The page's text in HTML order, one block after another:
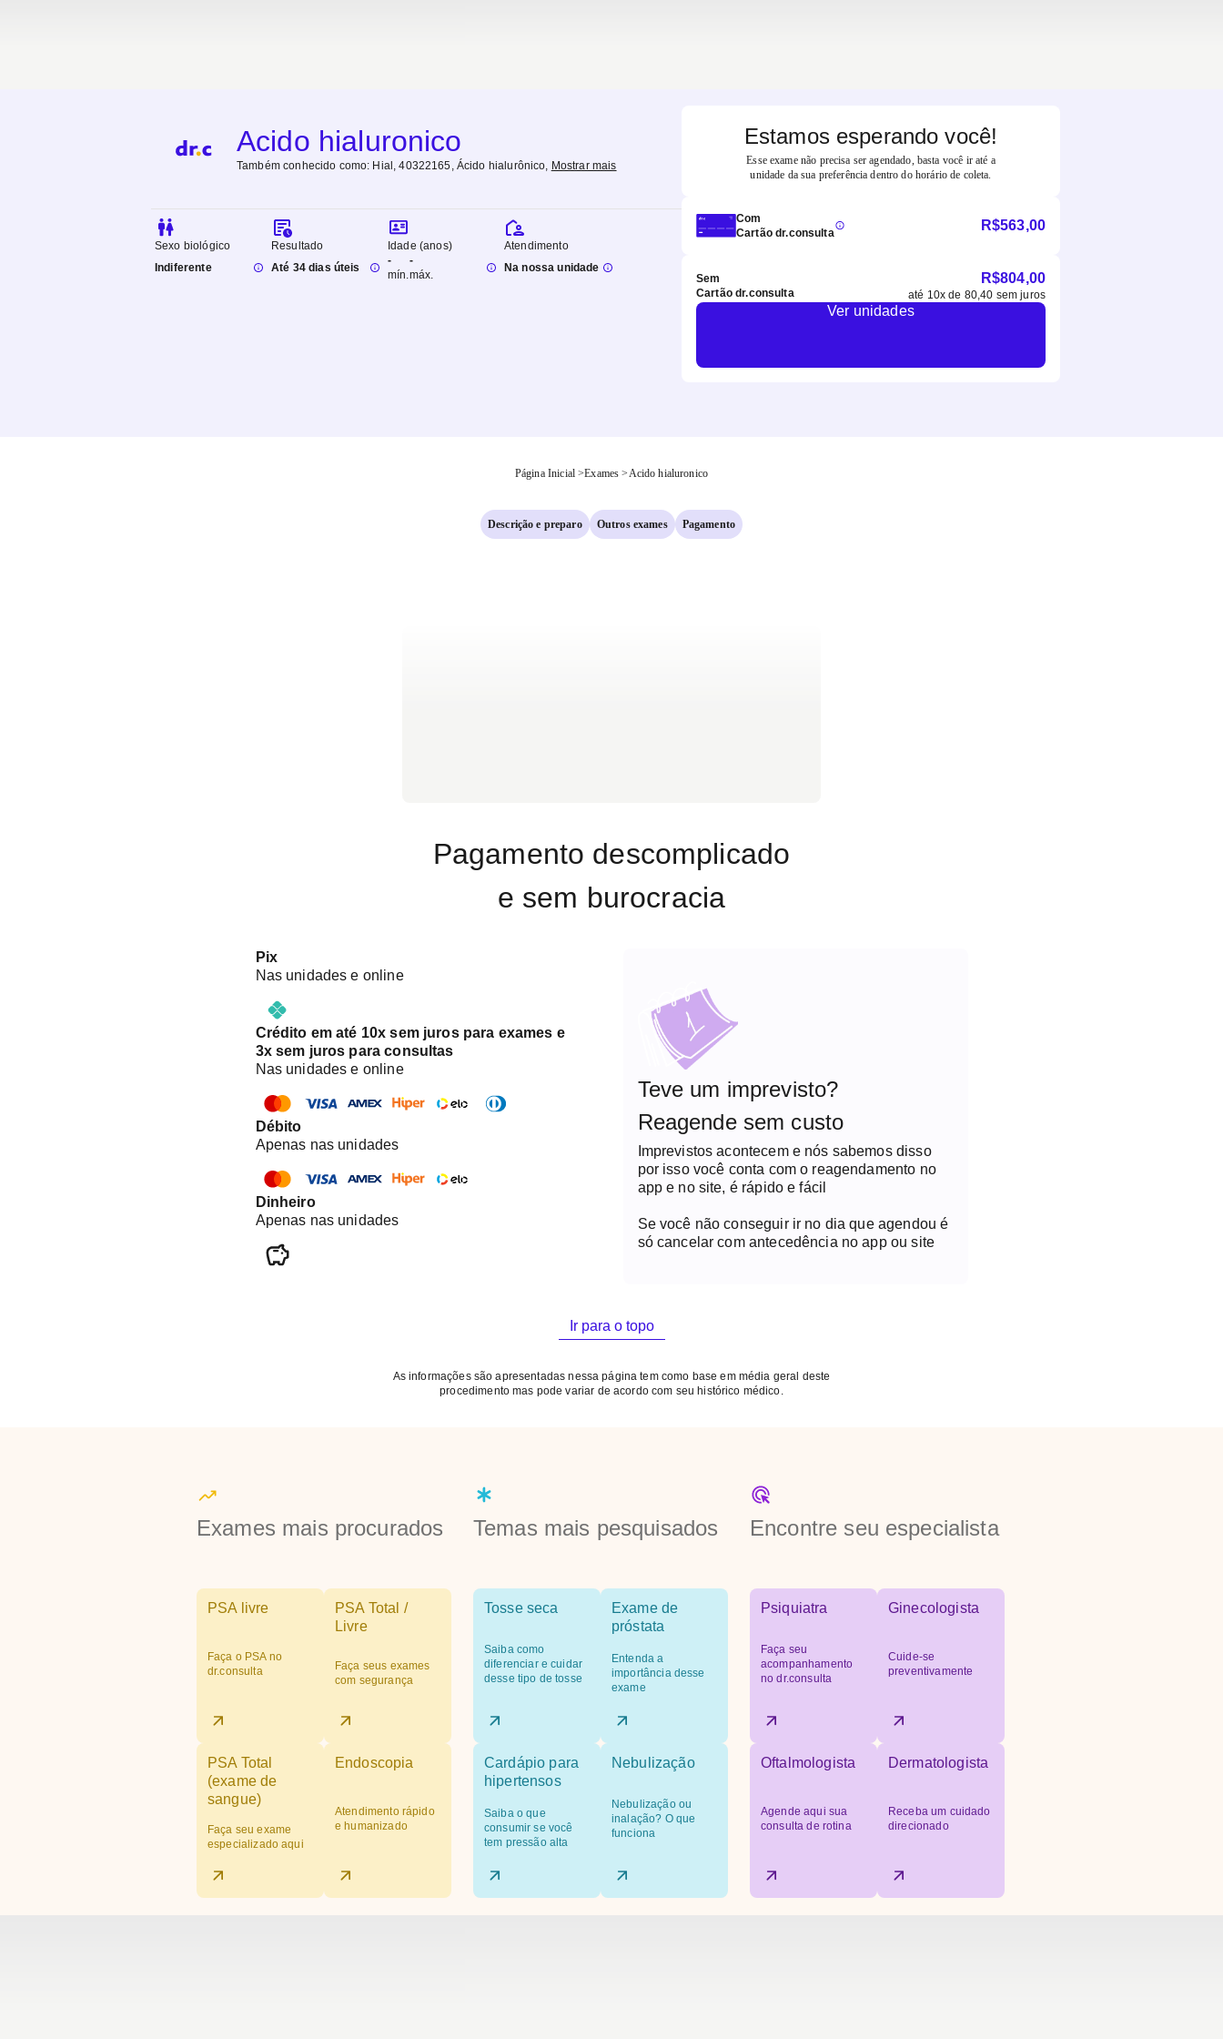
Acido hialuronico
Também conhecido como: Hial, 40322165, Ácido hialurônico Mostrar mais
Sexo biológico
Indiferente
Resultado
Até 34 dias úteis
Idade (anos)
-
mín.
-
máx.
Atendimento
Na nossa unidade
Estamos esperando você!
Esse exame não precisa ser agendado, basta você ir até a
unidade da sua preferência dentro do horário de coleta.
Com
Cartão dr.consulta
R$563,00
Sem
Cartão dr.consulta
R$804,00
até 10x de 80,40 sem juros
Ver unidades
Página Inicial >Exames >Acido hialuronico
Descrição e preparo Outros exames Pagamento
Pagamento descomplicado
e sem burocracia
Pix
Nas unidades e online
Crédito em até 10x sem juros para exames e
3x sem juros para consultas
Nas unidades e online
Débito
Apenas nas unidades
Dinheiro
Apenas nas unidades
Teve um imprevisto?
Reagende sem custo
Imprevistos acontecem e nós sabemos disso
por isso você conta com o reagendamento no
app e no site, é rápido e fácil
Se você não conseguir ir no dia que agendou é
só cancelar com antecedência no app ou site
Ir para o topo
As informações são apresentadas nessa página tem como base em média geral deste
procedimento mas pode variar de acordo com seu histórico médico.
Exames mais procurados
PSA livre
Faça o PSA no
dr.consulta
PSA Total /
Livre
Faça seus exames
com segurança
PSA Total
(exame de
sangue)
Faça seu exame
especializado aqui
Endoscopia
Atendimento rápido
e humanizado
Temas mais pesquisados
Tosse seca
Saiba como
diferenciar e cuidar
desse tipo de tosse
Exame de
próstata
Entenda a
importância desse
exame
Cardápio para
hipertensos
Saiba o que
consumir se você
tem pressão alta
Nebulização
Nebulização ou
inalação? O que
funciona
Encontre seu especialista
Psiquiatra
Faça seu
acompanhamento
no dr.consulta
Ginecologista
Cuide-se
preventivamente
Oftalmologista
Agende aqui sua
consulta de rotina
Dermatologista
Receba um cuidado
direcionado